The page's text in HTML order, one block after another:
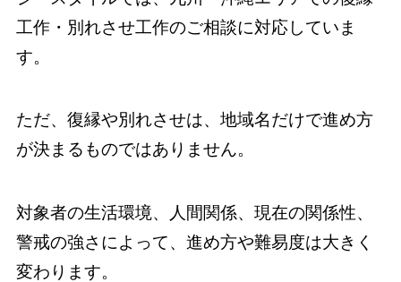
工作・別れさせ工作のご相談に対応していま
す。
ただ、復縁や別れさせは、地域名だけで進め方
が決まるものではありません。
対象者の生活環境、人間関係、現在の関係性、
警戒の強さによって、進め方や難易度は大きく
変わります。